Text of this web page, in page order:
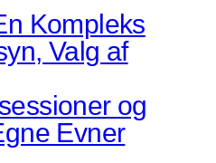
Kompleks
Valg af
og
Evner